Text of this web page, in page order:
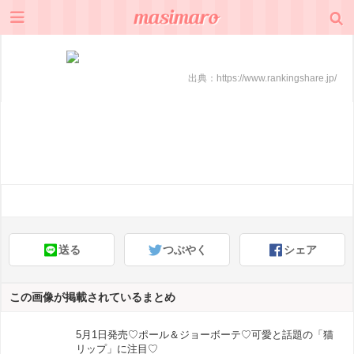
出典： https://www.rankingshare.jp/
送る つぶやく シェア
この画像が掲載されているまとめ
5月1日発売♡ポール＆ジョーボーテ♡可愛と話題の「猫
リップ」に注目♡